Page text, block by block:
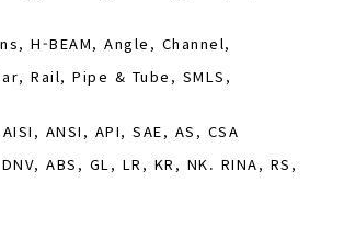
H-BEAM, Angle, Channel,
Rail, Pipe & Tube, SMLS,
ANSI, API, SAE, AS, CSA
ABS, GL, LR, KR, NK. RINA, RS,